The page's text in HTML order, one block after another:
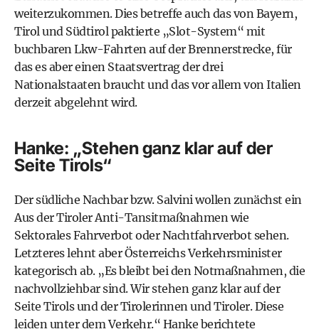
weiterzukommen. Dies betreffe auch das von Bayern,
Tirol und Südtirol paktierte „Slot-System“ mit
buchbaren Lkw-Fahrten auf der Brennerstrecke, für
das es aber einen Staatsvertrag der drei
Nationalstaaten braucht und das vor allem von Italien
derzeit abgelehnt wird.
Hanke: „Stehen ganz klar auf der
Seite Tirols“
Der südliche Nachbar bzw. Salvini wollen zunächst ein
Aus der Tiroler Anti-Tansitmaßnahmen wie
Sektorales Fahrverbot oder Nachtfahrverbot sehen.
Letzteres lehnt aber Österreichs Verkehrsminister
kategorisch ab. „Es bleibt bei den Notmaßnahmen, die
nachvollziehbar sind. Wir stehen ganz klar auf der
Seite Tirols und der Tirolerinnen und Tiroler. Diese
leiden unter dem Verkehr.“ Hanke berichtete